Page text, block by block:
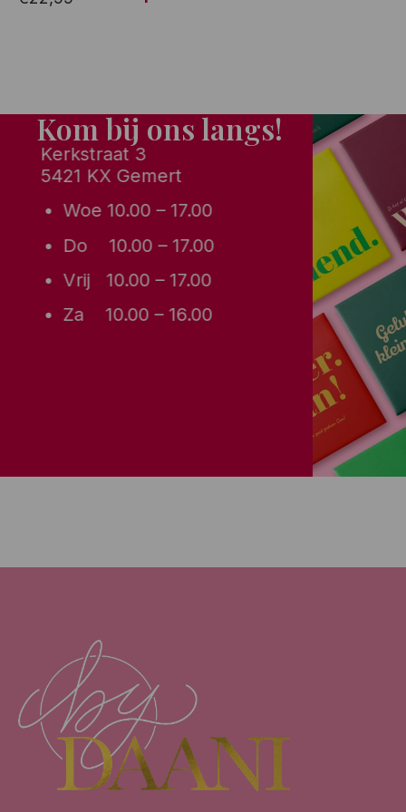
Kom bij ons langs!
Kerkstraat 3
5421 KX Gemert
Woe 10.00 – 17.00
Do 10.00 – 17.00
Vrij 10.00 – 17.00
Za 10.00 – 16.00
Van monday